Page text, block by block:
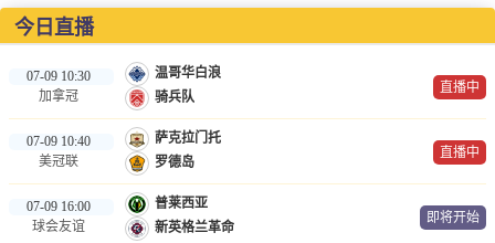
NBA
录像
足球录像
篮球录像
新闻
今日直播
07-09 10:30
加拿冠
温哥华白浪
骑兵队
直播中
07-09 10:40
美冠联
萨克拉门托
罗德岛
直播中
07-09 16:00
球会友谊
普莱西亚
新英格兰革命
即将开始